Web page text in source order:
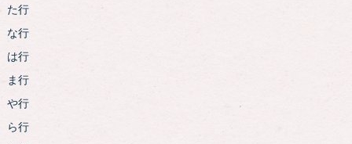
た行
な行
は行
ま行
や行
ら行